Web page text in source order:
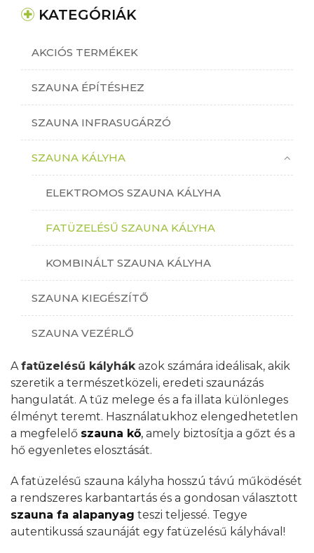
KATEGÓRIÁK
AKCIÓS TERMÉKEK
SZAUNA ÉPÍTÉSHEZ
SZAUNA INFRASUGÁRZÓ
SZAUNA KÁLYHA
ELEKTROMOS SZAUNA KÁLYHA
FATÜZELÉSŰ SZAUNA KÁLYHA
KOMBINÁLT SZAUNA KÁLYHA
SZAUNA KIEGÉSZÍTŐ
SZAUNA VEZÉRLŐ
A fatüzelésű kályhák azok számára ideálisak, akik
szeretik a természetközeli, eredeti szaunázás
hangulatát. A tűz melege és a fa illata különleges
élményt teremt. Használatukhoz elengedhetetlen
a megfelelő szauna kő, amely biztosítja a gőzt és a
hő egyenletes elosztását.
A fatüzelésű szauna kályha hosszú távú működését
a rendszeres karbantartás és a gondosan választott
szauna fa alapanyag teszi teljessé. Tegye
autentikussá szaunáját egy fatüzelésű kályhával!